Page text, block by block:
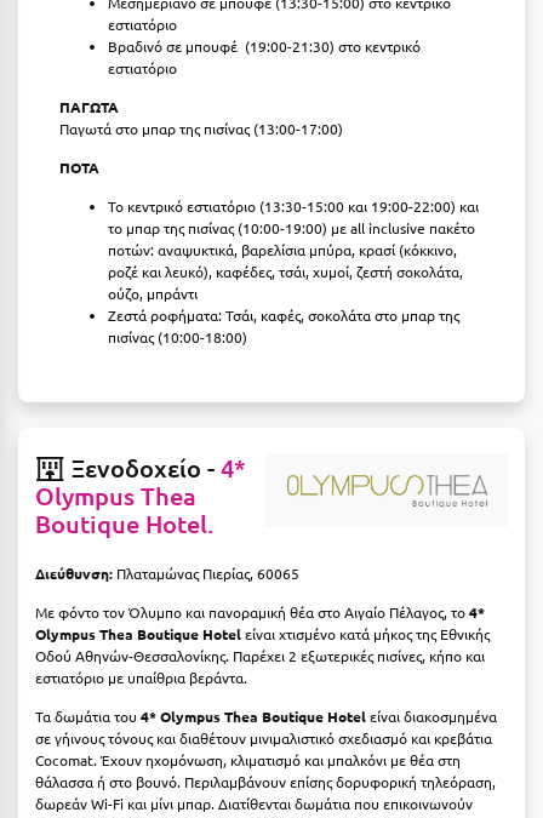
Μουζάκι
Μπαλί Κρήτης
Μπούκα Μεσσηνίας
Μύκονος
Μυτιλήνη
Νάξος
Νάουσα
Ναυπακτία
Ναύπλιο
Νέα Μάκρη
Νέα Στύρα Εύβοιας
Νέοι Πόροι Πιερίας
εστιατόριο
Βραδινό σε μπουφέ (19:00-21:30) στο κεντρικό
εστιατόριο
ΠΑΓΩΤΑ
Παγωτά στο μπαρ της πισίνας (13:00-17:00)
ΠΟΤΑ
Το κεντρικό εστιατόριο (13:30-15:00 και 19:00-22:00) και
το μπαρ της πισίνας (10:00-19:00) με all inclusive πακέτο
ποτών: αναψυκτικά, βαρελίσια μπύρα, κρασί (κόκκινο,
ροζέ και λευκό), καφέδες, τσάι, χυμοί, ζεστή σοκολάτα,
ούζο, μπράντι
Ζεστά ροφήματα: Τσάι, καφές, σοκολάτα στο μπαρ της
πισίνας (10:00-18:00)
Ξενοδοχείο -4*
Olympus Thea
Boutique Hotel.
Διεύθυνση: Πλαταμώνας Πιερίας, 60065
Με φόντο τον Όλυμπο και πανοραμική θέα στο Αιγαίο Πέλαγος, το4*
Olympus Thea Boutique Hotelείναι χτισμένο κατά μήκος της Εθνικής
Οδού Αθηνών-Θεσσαλονίκης. Παρέχει 2 εξωτερικές πισίνες, κήπο και
εστιατόριο με υπαίθρια βεράντα.
Τα δωμάτια του 4* Olympus Thea Boutique Hotelείναι διακοσμημένα
σε γήινους τόνους και διαθέτουν μινιμαλιστικό σχεδιασμό και κρεβάτια
Cocomat. Έχουν ηχομόνωση, κλιματισμό και μπαλκόνι με θέα στη
θάλασσα ή στο βουνό. Περιλαμβάνουν επίσης δορυφορική τηλεόραση,
δωρεάν Wi-Fi και μίνι μπαρ. Διατίθενται δωμάτια που επικοινωνούν